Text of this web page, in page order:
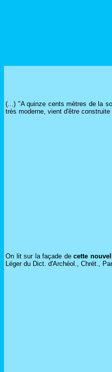
(...) "A quinze cents mètres de la
très moderne, vient d'être
On lit sur la façade de cette
Léger du Dict. d'Archéol., Chrét.,